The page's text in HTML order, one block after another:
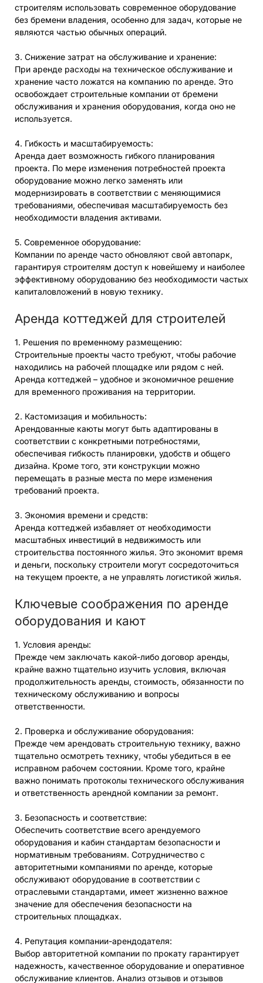
строителям использовать современное оборудование
без бремени владения, особенно для задач, которые не
являются частью обычных операций.
3. Снижение затрат на обслуживание и хранение:
При аренде расходы на техническое обслуживание и
хранение часто ложатся на компанию по аренде. Это
освобождает строительные компании от бремени
обслуживания и хранения оборудования, когда оно не
используется.
4. Гибкость и масштабируемость:
Аренда дает возможность гибкого планирования
проекта. По мере изменения потребностей проекта
оборудование можно легко заменять или
модернизировать в соответствии с меняющимися
требованиями, обеспечивая масштабируемость без
необходимости владения активами.
5. Современное оборудование:
Компании по аренде часто обновляют свой автопарк,
гарантируя строителям доступ к новейшему и наиболее
эффективному оборудованию без необходимости частых
капиталовложений в новую технику.
Аренда коттеджей для строителей
1. Решения по временному размещению:
Строительные проекты часто требуют, чтобы рабочие
находились на рабочей площадке или рядом с ней.
Аренда коттеджей – удобное и экономичное решение
для временного проживания на территории.
2. Кастомизация и мобильность:
Арендованные каюты могут быть адаптированы в
соответствии с конкретными потребностями,
обеспечивая гибкость планировки, удобств и общего
дизайна. Кроме того, эти конструкции можно
перемещать в разные места по мере изменения
требований проекта.
3. Экономия времени и средств:
Аренда коттеджей избавляет от необходимости
масштабных инвестиций в недвижимость или
строительства постоянного жилья. Это экономит время
и деньги, поскольку строители могут сосредоточиться
на текущем проекте, а не управлять логистикой жилья.
Ключевые соображения по аренде
оборудования и кают
1. Условия аренды:
Прежде чем заключать какой-либо договор аренды,
крайне важно тщательно изучить условия, включая
продолжительность аренды, стоимость, обязанности по
техническому обслуживанию и вопросы
ответственности.
2. Проверка и обслуживание оборудования:
Прежде чем арендовать строительную технику, важно
тщательно осмотреть технику, чтобы убедиться в ее
исправном рабочем состоянии. Кроме того, крайне
важно понимать протоколы технического обслуживания
и ответственность арендной компании за ремонт.
3. Безопасность и соответствие:
Обеспечить соответствие всего арендуемого
оборудования и кабин стандартам безопасности и
нормативным требованиям. Сотрудничество с
авторитетными компаниями по аренде, которые
обслуживают оборудование в соответствии с
отраслевыми стандартами, имеет жизненно важное
значение для обеспечения безопасности на
строительных площадках.
4. Репутация компании-арендодателя:
Выбор авторитетной компании по прокату гарантирует
надежность, качественное оборудование и оперативное
обслуживание клиентов. Анализ отзывов и отзывов